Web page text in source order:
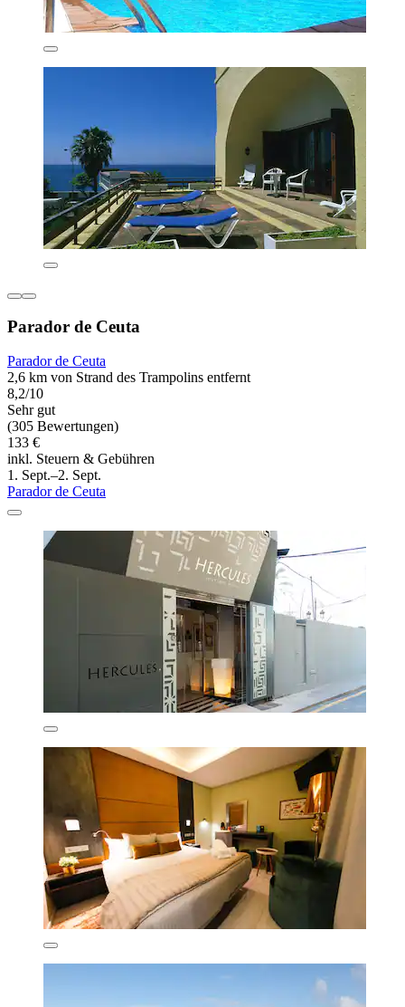
Parador de Ceuta
Parador de Ceuta
2,6 km von Strand des Trampolins entfernt
8,2/10
Sehr gut
(305 Bewertungen)
133 €
inkl. Steuern & Gebühren
1. Sept.–2. Sept.
Parador de Ceuta